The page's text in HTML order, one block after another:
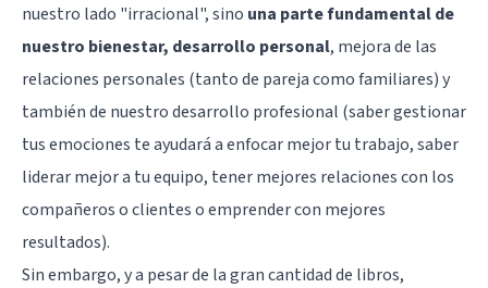
nuestro lado "irracional", sino una parte fundamental de
nuestro bienestar, desarrollo personal, mejora de las
relaciones personales (tanto de pareja como familiares) y
también de nuestro desarrollo profesional (saber gestionar
tus emociones te ayudará a enfocar mejor tu trabajo, saber
liderar mejor a tu equipo, tener mejores relaciones con los
compañeros o clientes o emprender con mejores
resultados).
Sin embargo, y a pesar de la gran cantidad de libros,